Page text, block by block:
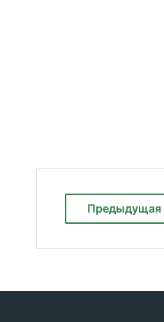
Предыдущая